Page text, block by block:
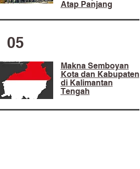
Atap Panjang
05
Makna Semboyan
Kota dan Kabupaten
di Kalimantan
Tengah